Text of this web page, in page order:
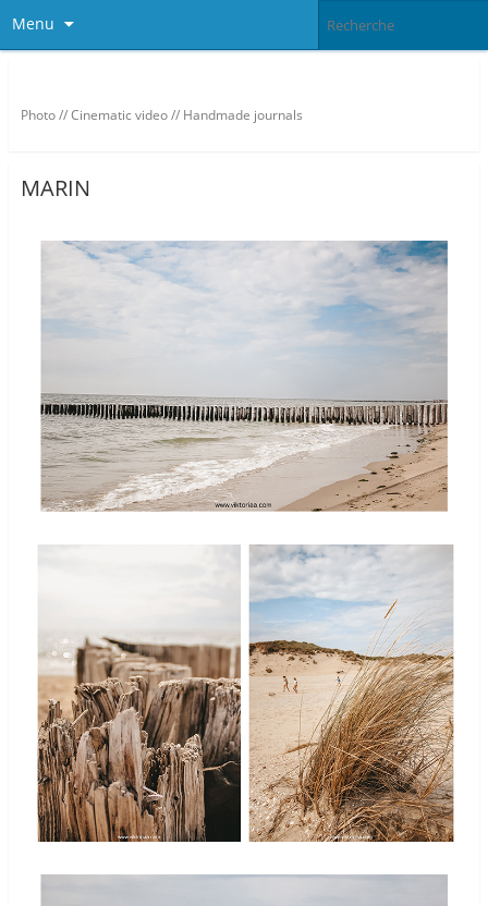
Menu
Photo // Cinematic video // Handmade journals
MARIN